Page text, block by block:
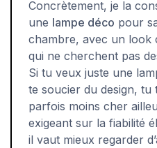
Concrètement, je la
une lampe déco pour
chambre, avec un look
qui ne cherchent pas
Si tu veux juste une
te soucier du design,
parfois moins cher
exigeant sur la fiabilité
il vaut mieux regarder